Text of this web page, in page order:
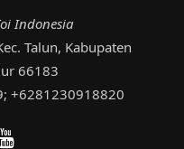
Indonesia
Talun, Kabupaten
66183
+6281230918820